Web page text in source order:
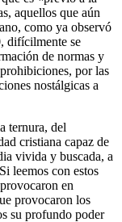
aquellos que aún
como ya observó
difícilmente se
de normas y
por las
nostálgicas a
ternura, del
cristiana capaz de
vivida y buscada, a
leemos con estos
en
provocaron los
su profundo poder